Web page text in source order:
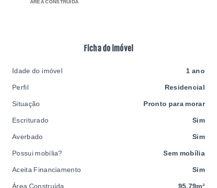
ÁREA CONSTRUÍDA
Ficha do imóvel
Idade do imóvel 1 ano
Perfil Residencial
Situação Pronto para morar
Escriturado Sim
Averbado Sim
Possui mobília? Sem mobília
Aceita Financiamento Sim
Área Construída 95,79m²